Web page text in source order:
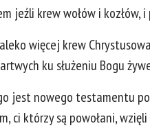
jeźli krew wołów i kozłów,
więcej krew
ku służeniu Bogu
jest nowego testamentu
ci którzy są powołani,